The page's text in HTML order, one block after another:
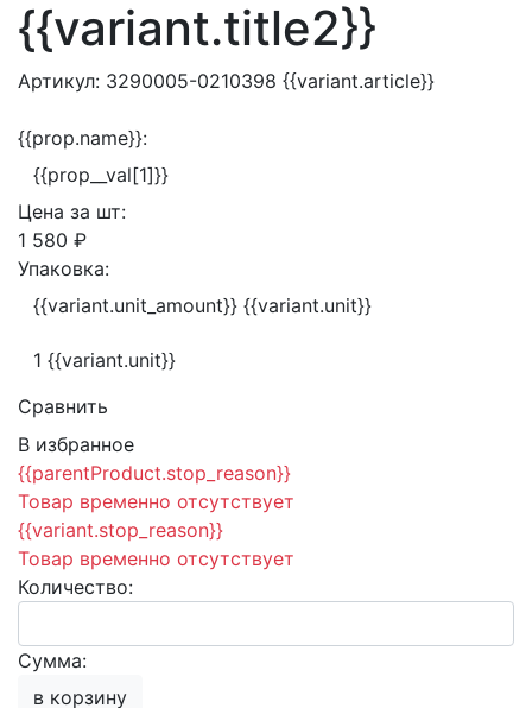
{{variant.title2}}
Артикул: 3290005-0210398 {{variant.article}}
{{prop.name}}:
{{prop__val[1]}}
Цена за шт:
1 580 ₽
Упаковка:
{{variant.unit_amount}} {{variant.unit}}
1 {{variant.unit}}
Сравнить
В избранное
{{parentProduct.stop_reason}}
Товар временно отсутствует
{{variant.stop_reason}}
Товар временно отсутствует
Количество:
Сумма:
в корзину